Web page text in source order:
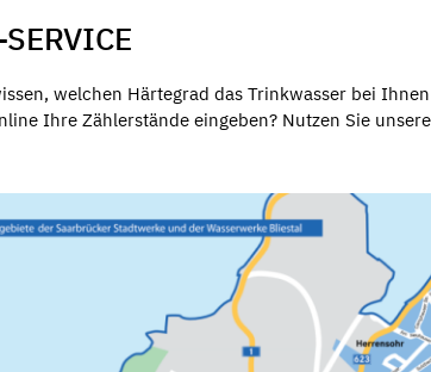
welchen Härtegrad das Trinkwasser bei
Ihre Zählerstände eingeben? Nutzen Sie